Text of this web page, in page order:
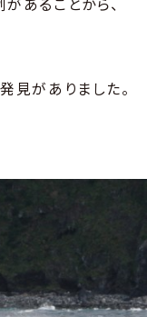
見がありました。